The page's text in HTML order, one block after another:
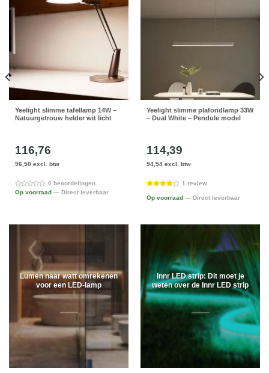
Yeelight slimme tafellamp 14W –
Natuurgetrouw helder wit licht
116,76
96,50 excl. btw
0 beoordelingen
Op voorraad — Direct leverbaar
Yeelight slimme plafondlamp 33W
– Dual White – Pendule model
114,39
94,54 excl. btw
1 review
Op voorraad — Direct leverbaar
Lumen naar watt omrekenen
voor een LED-lamp
Innr LED strip: Dit moet je
weten over de Innr LED strip